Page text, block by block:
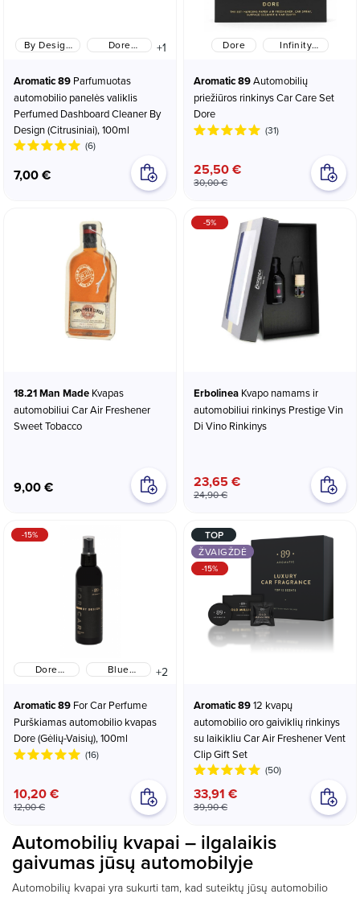
By Design
Dore
+1
Aromatic 89
automobilio panelės valiklis
Perfumed Dashboard Cleaner By
Design (Citrusiniai), 100ml
(6)
7,00 €
Dore
Infinity
Aromatic 89
priežiūros rinkinys Car Care Set
Dore
(31)
25,50 €
30,00 €
18.21 Man Made
automobiliui Car Air Freshener
Sweet Tobacco
9,00 €
Erbolinea
automobiliui rinkinys Prestige Vin
Di Vino Rinkinys
23,65 €
24,90 €
-5%
Dore
Blue
gėlių)
+2
Aromatic 89
Purškiamas automobilio kvapas
Dore (Gėlių-Vaisių), 100ml
(16)
10,20 €
12,00 €
-15%
Aromatic 89
automobilio oro gaiviklių rinkinys
su laikikliu Car Air Freshener Vent
Clip Gift Set
(50)
33,91 €
39,90 €
TOP
ŽVAIGŽDĖ
-15%
Automobilių kvapai – ilgalaikis
gaivumas jūsų automobilyje
Automobilių kvapai yra sukurti tam, kad suteiktų jūsų automobilio